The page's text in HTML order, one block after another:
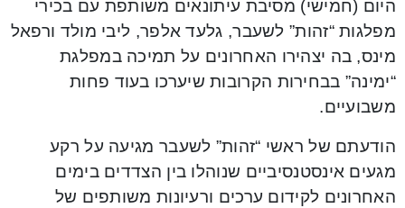
היום (חמישי) מסיבת עיתונאים משותפת עם בכירי
מפלגות “זהות” לשעבר, גלעד אלפר, ליבי מולד ורפאל
מינס, בה יצהירו האחרונים על תמיכה במפלגת
“ימינה” בבחירות הקרובות שיערכו בעוד פחות
משבועיים.
הודעתם של ראשי “זהות” לשעבר מגיעה על רקע
מגעים אינסטנסיביים שנוהלו בין הצדדים בימים
האחרונים לקידום ערכים ורעיונות משותפים של